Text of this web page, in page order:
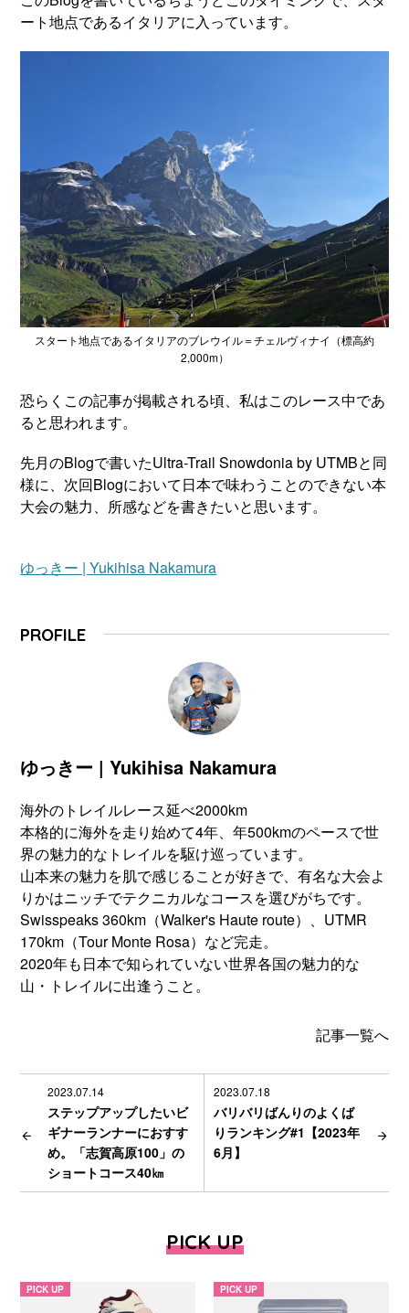
ート地点であるイタリアに入っています。
スタート地点であるイタリアのブレウイル＝チェルヴィナイ（標高約
2,000m）
恐らくこの記事が掲載される頃、私はこのレース中であ
ると思われます。
先月のBlogで書いたUltra-Trail Snowdonia by UTMBと同
様に、次回Blogにおいて日本で味わうことのできない本
大会の魅力、所感などを書きたいと思います。
ゆっきー | Yukihisa Nakamura
PROFILE
ゆっきー | Yukihisa Nakamura
海外のトレイルレース延べ2000km
本格的に海外を走り始めて4年、年500kmのペースで世
界の魅力的なトレイルを駆け巡っています。
山本来の魅力を肌で感じることが好きで、有名な大会よ
りかはニッチでテクニカルなコースを選びがちです。
Swisspeaks 360km（Walker's Haute route）、UTMR
170km（Tour Monte Rosa）など完走。
2020年も日本で知られていない世界各国の魅力的な
山・トレイルに出逢うこと。
記事一覧へ
2023.07.14
ステップアップしたいビ
ギナーランナーにおすす
め。「志賀高原100」の
ショートコース40㎞
2023.07.18
バリバリばんりのよくば
りランキング#1【2023年
6月】
PICK UP
PICK UP PICK UP